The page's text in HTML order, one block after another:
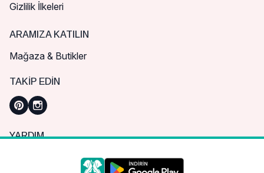
Gizlilik İlkeleri
ARAMIZA KATILIN
Mağaza & Butikler
TAKIP EDIN
YARDIM
Sık Sorulan Sorular